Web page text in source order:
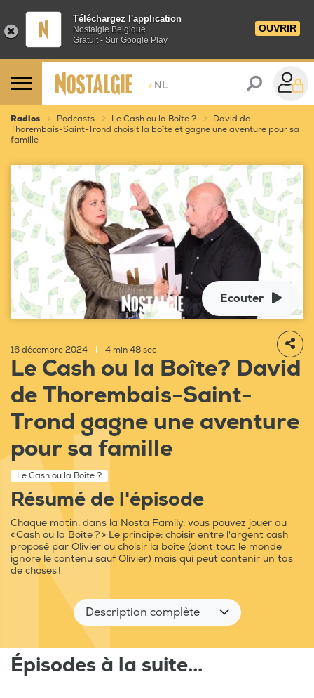
Téléchargez l'application
Nostalgie Belgique
Gratuit - Sur Google Play
OUVRIR
> NL
Radios Podcasts Le Cash ou la Boîte ?
David de
Thorembais-Saint-Trond choisit la boîte et gagne une aventure pour sa
famille
Ecouter
16 décembre 2024 4 min 48 sec
Le Cash ou la Boîte? David
de Thorembais-Saint-
Trond gagne une aventure
pour sa famille
Le Cash ou la Boîte ?
Résumé de l'épisode
Chaque matin, dans la Nosta Family, vous pouvez jouer au
« Cash ou la Boîte ? » Le principe: choisir entre l'argent cash
proposé par Olivier ou choisir la boîte (dont tout le monde
ignore le contenu sauf Olivier) mais qui peut contenir un tas
de choses !
Description complète
Épisodes à la suite...